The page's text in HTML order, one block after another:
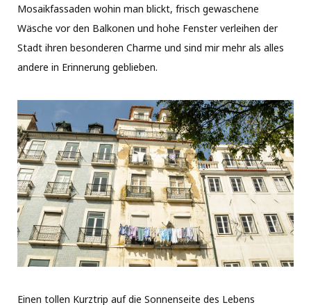
Mosaikfassaden wohin man blickt, frisch gewaschene
Wäsche vor den Balkonen und hohe Fenster verleihen der
Stadt ihren besonderen Charme und sind mir mehr als alles
andere in Erinnerung geblieben.
Einen tollen Kurztrip auf die Sonnenseite des Lebens